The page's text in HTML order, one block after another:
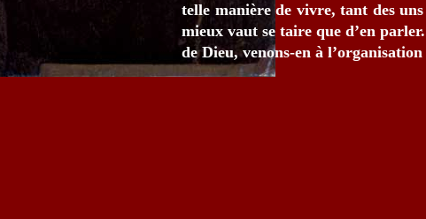
telle manière de vivre, tant des
mieux vaut se taire que d’en
de Dieu, venons-en à